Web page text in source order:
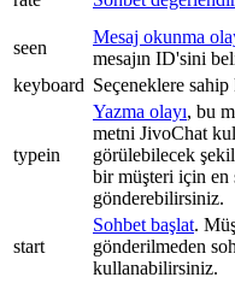
seen
Mesaj okunma
mesajın ID'sini
keyboard Seçeneklere
typein
Yazma olayı, bu
metni JivoChat
görülebilecek
bir müşteri için en
gönderebilirsiniz.
start
Sohbet başlat.
gönderilmeden
kullanabilirsiniz.